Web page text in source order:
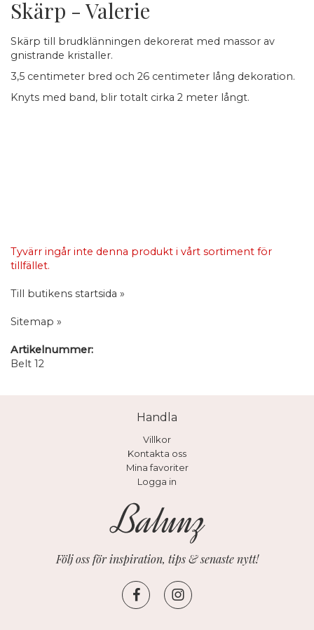
Skärp - Valerie
Skärp till brudklänningen dekorerat med massor av
gnistrande kristaller.
3,5 centimeter bred och 26 centimeter lång dekoration.
Knyts med band, blir totalt cirka 2 meter långt.
Tyvärr ingår inte denna produkt i vårt sortiment för
tillfället.
Till butikens startsida »
Sitemap »
Artikelnummer:
Belt 12
Handla
Villkor
Kontakta oss
Mina favoriter
Logga in
Följ oss för inspiration, tips & senaste nytt!